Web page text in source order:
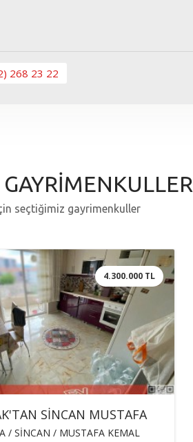
268 23 22
seçtiğimiz gayrimenkuller
4.300.000 TL
SİNCAN MUSTAFA
3+1 130m² ÖN
/ SİNCAN / MUSTAFA KEMAL